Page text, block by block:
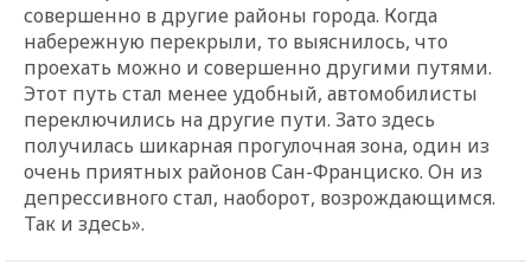
совершенно в другие районы города. Когда
набережную перекрыли, то выяснилось, что
проехать можно и совершенно другими путями.
Этот путь стал менее удобный, автомобилисты
переключились на другие пути. Зато здесь
получилась шикарная прогулочная зона, один из
очень приятных районов Сан-Франциско. Он из
депрессивного стал, наоборот, возрождающимся.
Так и здесь».